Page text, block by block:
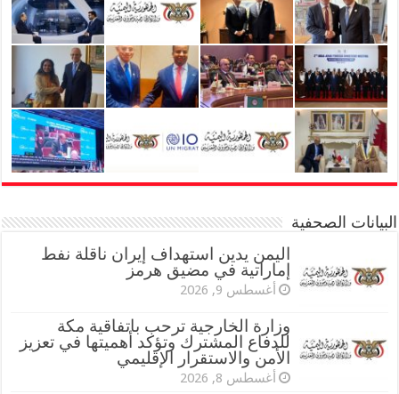
البيانات الصحفية
اليمن يدين استهداف إيران ناقلة نفط
إماراتية في مضيق هرمز
أغسطس 9, 2026
وزارة الخارجية ترحب باتفاقية مكة
للدفاع المشترك وتؤكد أهميتها في تعزيز
الأمن والاستقرار الإقليمي
أغسطس 8, 2026